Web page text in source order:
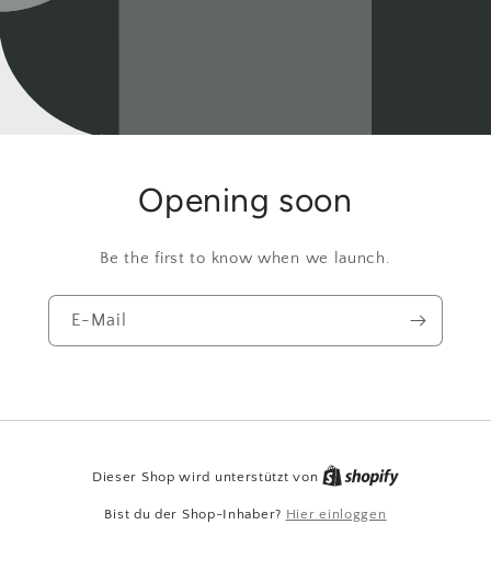
Opening soon
Be the first to know when we launch.
E-Mail
Dieser Shop wird unterstützt von
Bist du der Shop-Inhaber? Hier einloggen